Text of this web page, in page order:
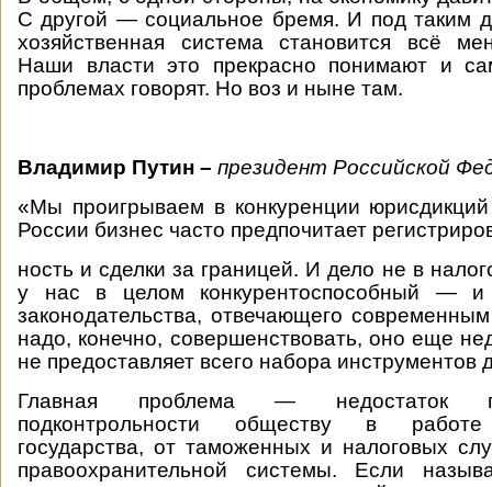
С другой — социальное бремя. И под таким
хозяйственная система становится всё
Наши власти это прекрасно понимают и
проблемах говорят. Но воз и ныне там.
Владимир Путин – президент Российской
«Мы проигрываем в конкуренции
России бизнес часто предпочитает
ность и сделки за границей. И дело не в
у нас в целом конкурентоспособный — и
законодательства, отвечающего
надо, конечно, совершенствовать, оно еще
не предоставляет всего набора инструментов
Главная проблема — недостаток
подконтрольности обществу в работе
государства, от таможенных и налоговых
правоохранительной системы. Если